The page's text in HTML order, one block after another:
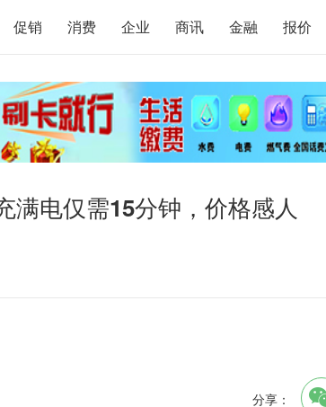
促销 消费 企业 商讯 金融 报价
满电仅需15分钟，价格感人
分享：